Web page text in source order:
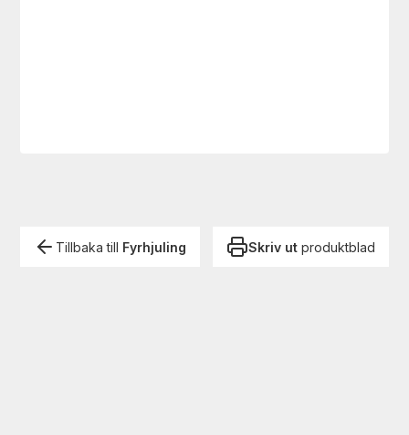
Tillbaka till Fyrhjuling Skriv utproduktblad